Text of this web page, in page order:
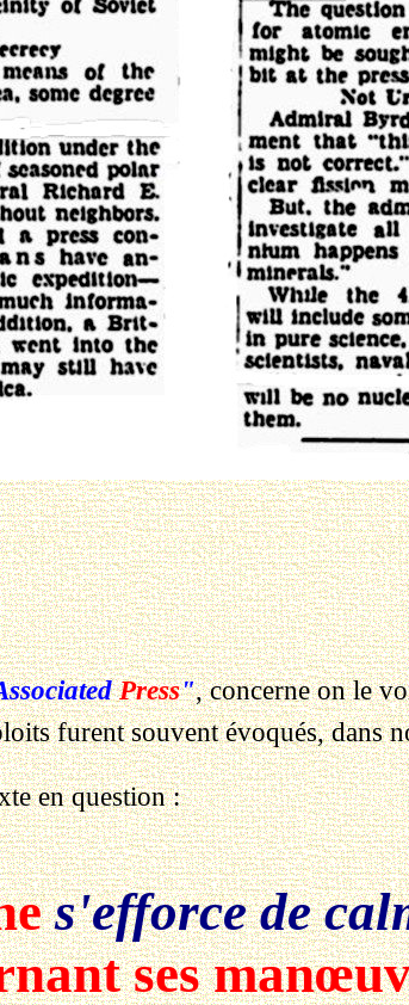
Press", concerne on le
furent souvent évoqués, dans
en question :
s'efforce de
ses